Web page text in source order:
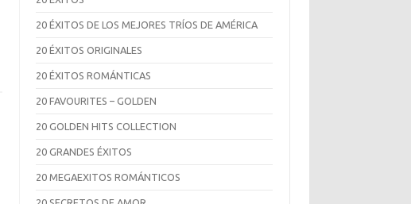
20 ÉXITOS DE LOS MEJORES TRÍOS DE AMÉRICA
20 ÉXITOS ORIGINALES
20 ÉXITOS ROMÁNTICAS
20 FAVOURITES – GOLDEN
20 GOLDEN HITS COLLECTION
20 GRANDES ÉXITOS
20 MEGAEXITOS ROMÁNTICOS